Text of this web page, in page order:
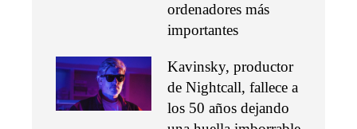
ordenadores más
importantes
Kavinsky, productor
de Nightcall, fallece a
los 50 años dejando